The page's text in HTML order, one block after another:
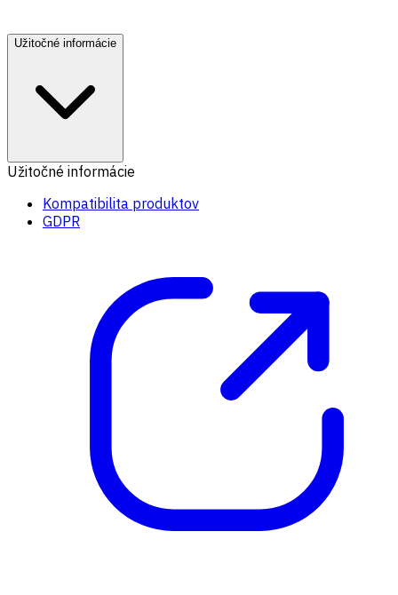
Užitočné informácie
Užitočné informácie
Kompatibilita produktov
GDPR